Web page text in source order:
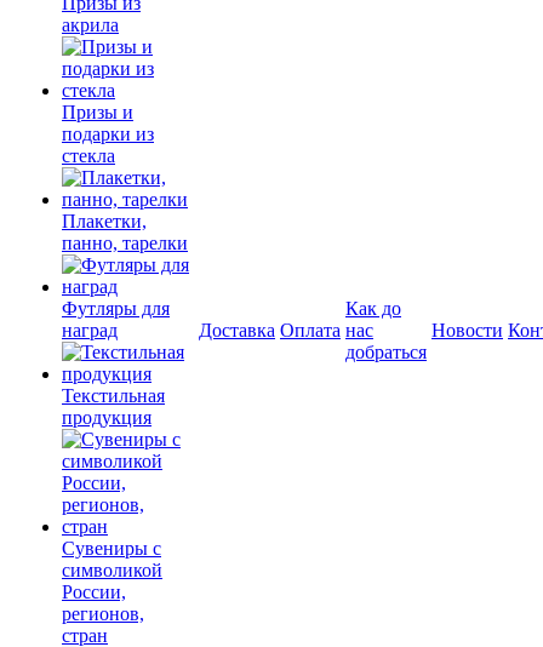
акрила
Призы и
подарки из
стекла
Плакетки,
панно, тарелки
Футляры для
наград
Текстильная
продукция
Сувениры с
символикой
России,
регионов,
стран
Доставка Оплата
Как до
нас
добраться
Новости